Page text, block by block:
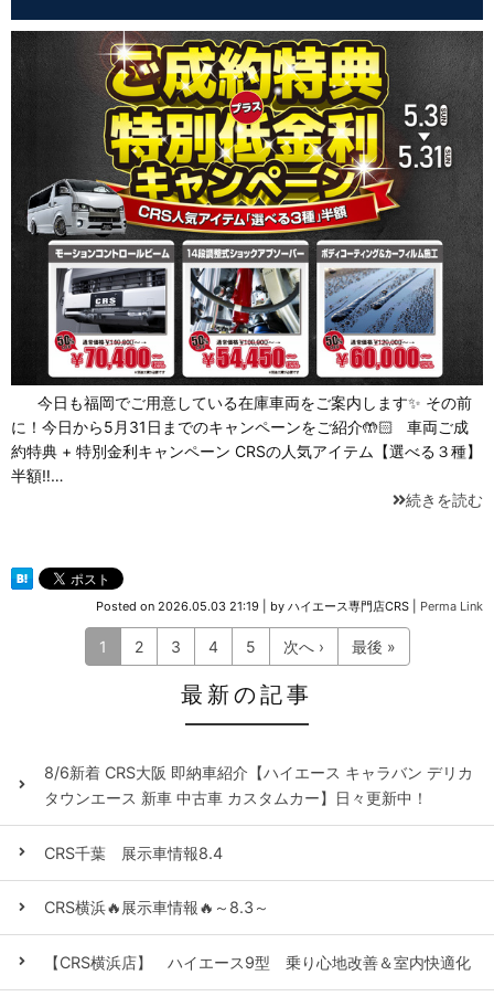
今日も福岡でご用意している在庫車両をご案内します✨ その前
に！今日から5月31日までのキャンペーンをご紹介🤲🏻 車両ご成
約特典 + 特別金利キャンペーン CRSの人気アイテム【選べる３種】
半額‼…
続きを読む
Posted on 2026.05.03 21:19 by ハイエース専門店CRS Perma Link
1 2 3 4 5 次へ › 最後 »
最新の記事
8/6新着 CRS大阪 即納車紹介【ハイエース キャラバン デリカ
タウンエース 新車 中古車 カスタムカー】日々更新中！
CRS千葉 展示車情報8.4
CRS横浜🔥展示車情報🔥～8.3～
【CRS横浜店】 ハイエース9型 乗り心地改善＆室内快適化